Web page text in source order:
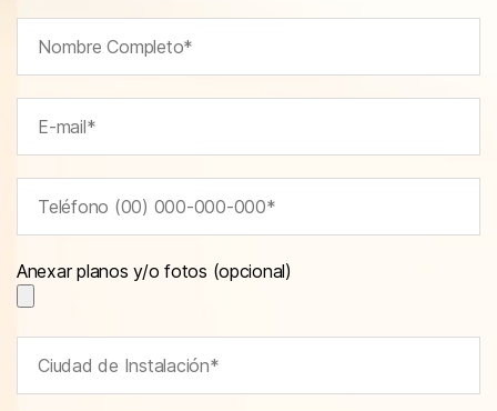
Anexar planos y/o fotos (opcional)